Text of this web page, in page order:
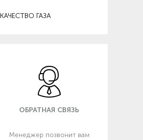
КАЧЕСТВО ГАЗА
ОБРАТНАЯ СВЯЗЬ
Менеджер позвонит вам